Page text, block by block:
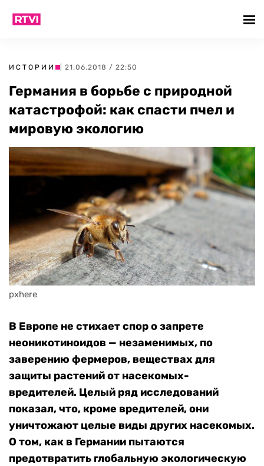
ИСТОРИИ | 21.06.2018 / 22:50
Германия в борьбе с природной
катастрофой: как спасти пчел и
мировую экологию
pxhere
В Европе не стихает спор о запрете
неоникотиноидов — незаменимых, по
заверению фермеров, веществах для
защиты растений от насекомых-
вредителей. Целый ряд исследований
показал, что, кроме вредителей, они
уничтожают целые виды других насекомых.
О том, как в Германии пытаются
предотвратить глобальную экологическую